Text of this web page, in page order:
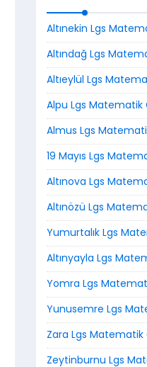
Altınekin Lgs
Altındağ Lgs
Altıeylül Lgs
Alpu Lgs Matematik
Almus Lgs
19 Mayıs Lgs
Altınova Lgs
Altınözü Lgs
Yumurtalık Lgs
Altınyayla Lgs
Yomra Lgs
Yunusemre Lgs
Zara Lgs Matematik
Zeytinburnu Lgs